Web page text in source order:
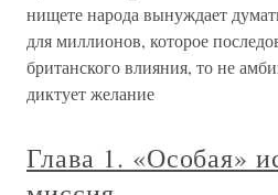
нищете народа вынуждает
для миллионов, которое
британского влияния, то не
диктует желание
Глава 1. «Особая»